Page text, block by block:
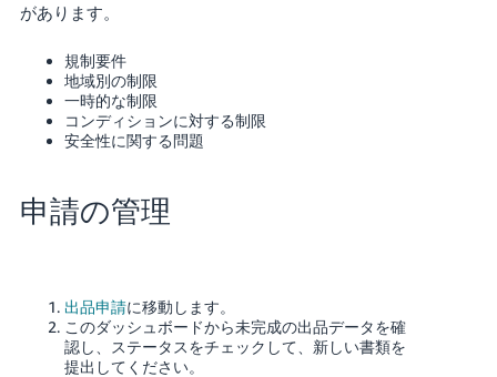
があります。
規制要件
地域別の制限
一時的な制限
コンディションに対する制限
安全性に関する問題
申請の管理
出品申請に移動します。
このダッシュボードから未完成の出品データを確
認し、ステータスをチェックして、新しい書類を
提出してください。